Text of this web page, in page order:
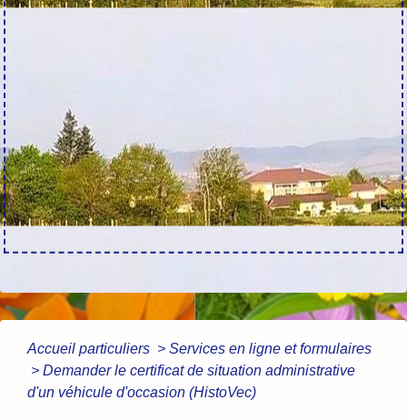
Accueil particuliers > Services en ligne et formulaires
> Demander le certificat de situation administrative
d'un véhicule d'occasion (HistoVec)